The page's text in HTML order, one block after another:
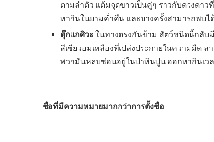
ตามลำตัว แต้มจุดขาวเป็นคู่ๆ ราวกับดวงดา
หากินในยามค่ำคืน และบางครั้งสามารถพบ
ตุ๊กแกศิวะ ในทางตรงกันข้าม สัตว์ชนิดนี้กลับ
สีเขียวอมเหลืองที่เปล่งประกายในความมืด
พวกมันหลบซ่อนอยู่ในป่าหินปูน ออกหากินเว
ชื่อที่มีความหมายมากกว่าการตั้งชื่อ